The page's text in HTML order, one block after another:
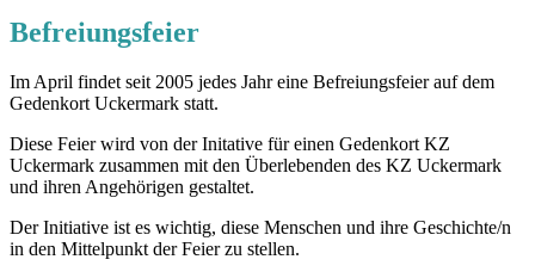
Befreiungsfeier
Im April findet seit 2005 jedes Jahr eine Befreiungsfeier auf dem
Gedenkort Uckermark statt.
Diese Feier wird von der Initative für einen Gedenkort KZ
Uckermark zusammen mit den Überlebenden des KZ Uckermark
und ihren Angehörigen gestaltet.
Der Initiative ist es wichtig, diese Menschen und ihre Geschichte/n
in den Mittelpunkt der Feier zu stellen.